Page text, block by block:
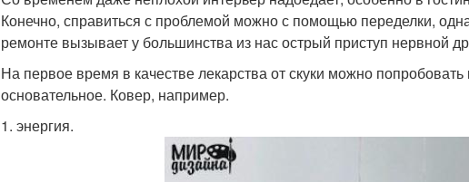
Конечно, справиться с проблемой можно с помощью переделки,
ремонте вызывает у большинства из нас острый приступ нервной
На первое время в качестве лекарства от скуки можно
основательное. Ковер, например.
1. энергия.